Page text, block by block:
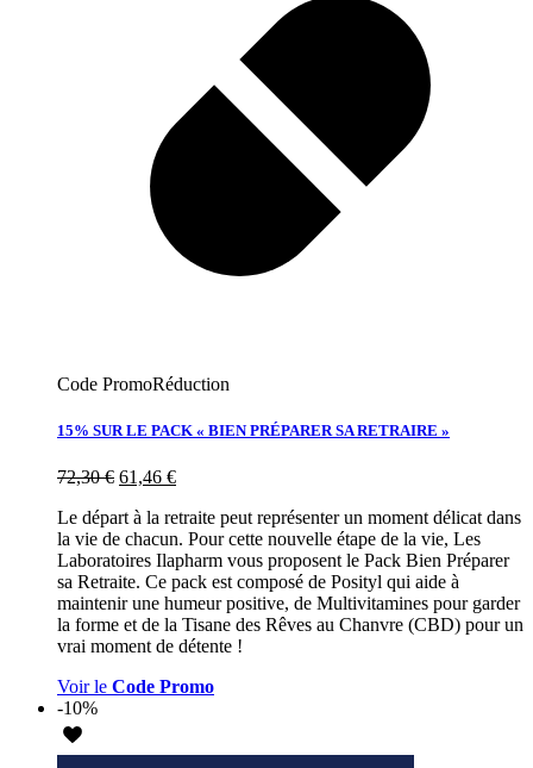
Code PromoRéduction
15% SUR LE PACK « BIEN PRÉPARER SA RETRAIRE »
72,30€ 61,46 €
Le départ à la retraite peut représenter un moment délicat dans
la vie de chacun. Pour cette nouvelle étape de la vie, Les
Laboratoires Ilapharm vous proposent le Pack Bien Préparer
sa Retraite. Ce pack est composé de Posityl qui aide à
maintenir une humeur positive, de Multivitamines pour garder
la forme et de la Tisane des Rêves au Chanvre (CBD) pour un
vrai moment de détente !
Voir le Code Promo
-10%